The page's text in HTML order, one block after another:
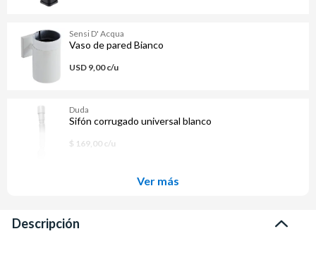
Sensi D' Acqua
Vaso de pared Bianco
USD 9,00 c/u
Duda
Sifón corrugado universal blanco
$ 169,00 c/u
Ver más
Descripción